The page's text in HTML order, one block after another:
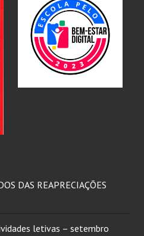
DAS REAPRECIAÇÕES
letivas – setembro